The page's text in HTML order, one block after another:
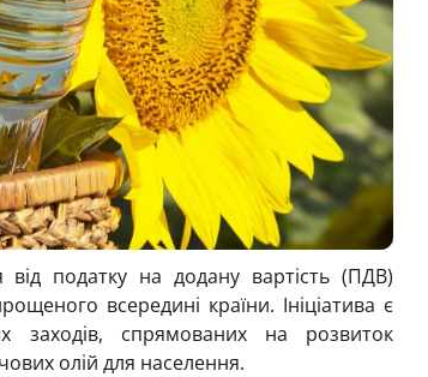
від податку на додану вартість (ПДВ)
всередині країни. Ініціатива є
заходів, спрямованих на розвиток
олій для населення.